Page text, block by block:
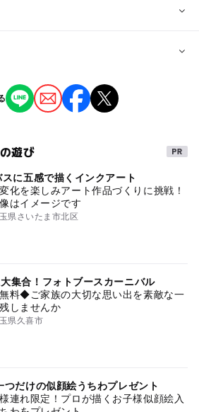
児)
イナンシャルプランナーにお金や保険
る方が対象です。
します。
がセットのイベントになります。どち
お断りしております。ご了承くださ
め、欠席や遅刻のないようお願いいた
られなかった場合は、イベントの参加
ございます。
について】
ります。 また、同様に現場スタッフの
フ個人に委ねておりますので予めご認
。
し出ください。 マスク着用をご要望さ
、衣装のアルコール消毒などは徹底し
してご参加ください。
ラ カメラマン 写真
ト プロ 無料
遊び
に五感で描くインクアート
化を楽しみアート作品づくりに挑戦！
はイメージです
県さいたま市北区
集合！フォトブースカーニバル
料◆ご家族の大切な思い出を素敵な一
しませんか
県久喜市
だけの似顔絵うちわプレゼント
連れ限定！プロが描くお子様似顔絵入